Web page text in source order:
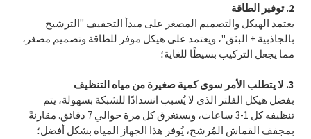
2. توفير الطاقة
يعتمد الهيكل والتصميم المصغر على مبدأ التجفيف "الترشيح
بالجاذبية + البثق"، ويعتمد على هيكل موفر للطاقة وتصميم مصغر،
مما يجعل التركيب بسيطًا للغاية؛
3. لا يتطلب الأمر سوى كمية صغيرة من مياه التنظيف
بفضل هيكل الفلتر الذي لا يُسبب انسدادًا للشبكة بسهولة، يتم
تنظيفه كل 1-3 ساعات، ويستغرق كل مرة حوالي 7 دقائق. مقارنةً
بمجفف القماش المُرشح، يُوفر هذا الجهاز المياه بشكل أفضل؛